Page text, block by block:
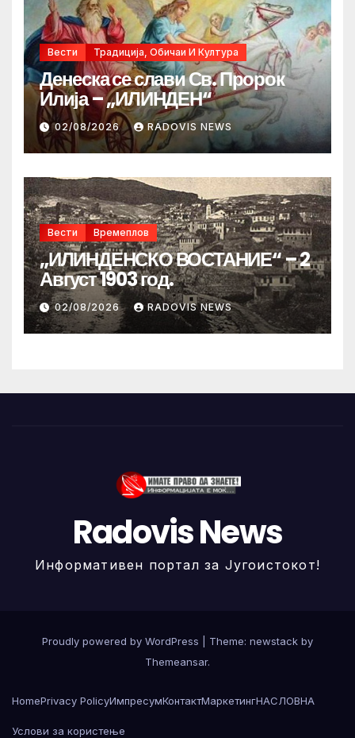
Вести Традиција, Обичаи И Култура
Денеска се слави Св. Пророк
Илија – „ИЛИНДЕН“
02/08/2026 RADOVIS NEWS
Вести Времеплов
„ИЛИНДЕНСКО ВОСТАНИЕ“ – 2
Август 1903 год.
02/08/2026 RADOVIS NEWS
Radovis News
Информативен портал за Југоистокот!
Proudly powered by WordPress
Theme: newstack by
Themeansar.
HomePrivacy PolicyИмпресумКонтактМаркетингНАСЛОВНА
Услови за користење